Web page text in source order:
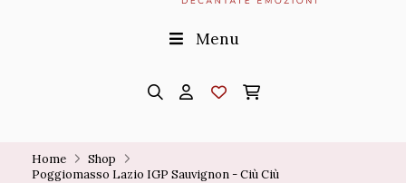
Menu
Home
Shop
Poggiomasso Lazio IGP Sauvignon - Ciù Ciù